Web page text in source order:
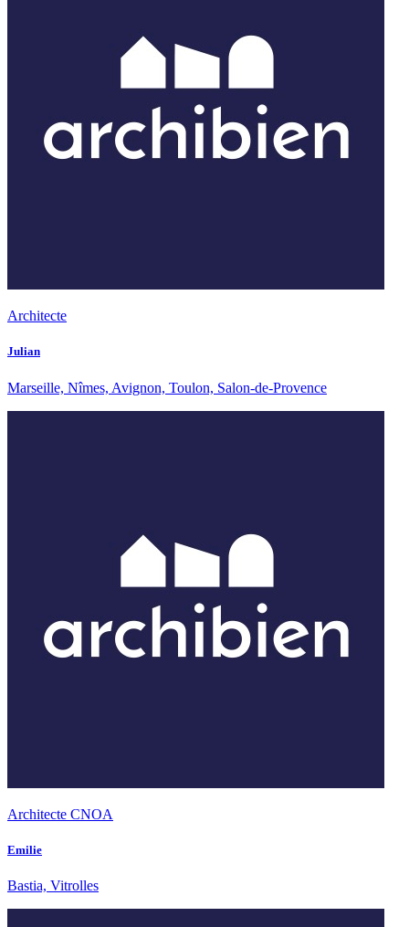
Architecte
Julian
Marseille, Nîmes, Avignon, Toulon, Salon-de-Provence
Architecte CNOA
Emilie
Bastia, Vitrolles